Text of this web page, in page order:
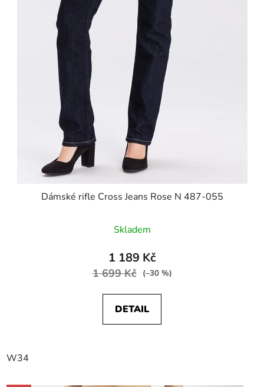
Dámské rifle Cross Jeans Rose N 487-055
Skladem
1 189 Kč
1 699 Kč (–30 %)
DETAIL
W34